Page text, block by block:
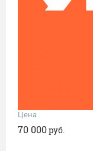
Цена
70 000руб.